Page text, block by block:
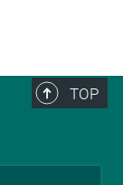
TOP